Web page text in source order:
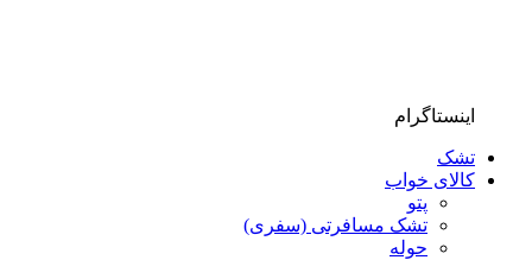
اینستاگرام
تشک
کالای خواب
پتو
تشک مسافرتی (سفری)
حوله